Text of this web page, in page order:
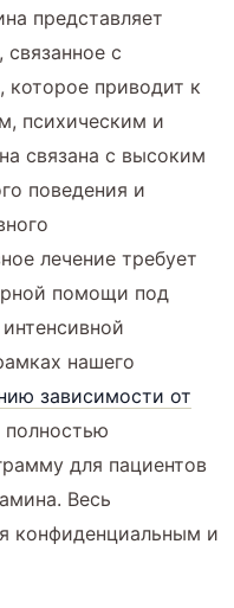
представляет
с
которое приводит к
психическим и
связана с высоким
поведения и
лечение требует
помощи под
нашего
зависимости от
для пациентов
Весь
конфиденциальным и